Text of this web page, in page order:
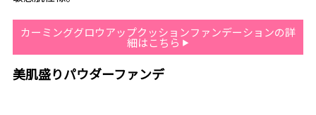
カーミンググロウアップクッションファンデーションの詳
細はこちら
美肌盛りパウダーファンデ